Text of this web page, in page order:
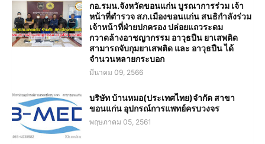
กอ.รมน.จังหวัดขอนแก่น บูรณาการร่วม เจ้า
หน้าที่ตำรวจ สภ.เมืองขอนแก่น สนธิกำลังร่วม
เจ้าหน้าที่ฝ่ายปกครอง ปล่อยแถวระดม
กวาดล้างอาชญากรรม อาวุธปืน ยาเสพติด
สามารถจับกุมยาเสพติด และ อาวุธปืน ได้
จำนวนหลายกระบอก
มีนาคม 09, 2566
บริษัท บ้านหมอ(ประเทศไทย)จำกัด สาขา
ขอนแก่น อุปกรณ์การแพทย์ครบวงจร
พฤษภาคม 05, 2561